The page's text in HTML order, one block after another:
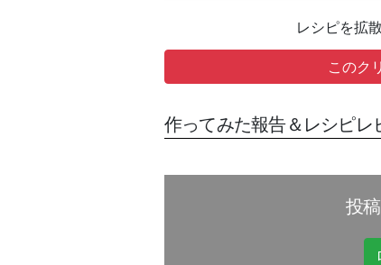
レシピを拡
このク
作ってみた報告＆レシピレ
投